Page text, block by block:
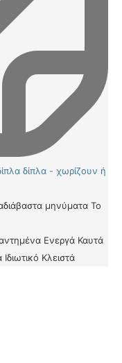
δίπλα - χωρίζουν ή
μηνύματα Το
Ενεργά Καυτά
Ιδιωτικό Κλειστά